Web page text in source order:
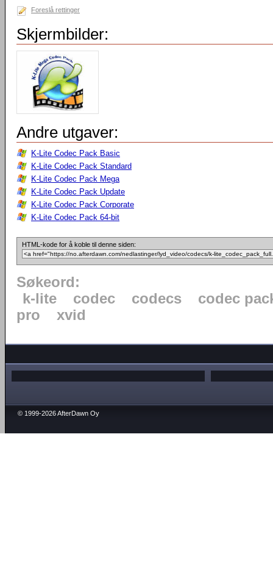
Foreslå rettinger
Skjermbilder:
Andre utgaver:
K-Lite Codec Pack Basic
K-Lite Codec Pack Standard
K-Lite Codec Pack Mega
K-Lite Codec Pack Update
K-Lite Codec Pack Corporate
K-Lite Codec Pack 64-bit
HTML-kode for å koble til denne siden:
Søkeord:
k-lite
codec codecs
codec
pro
xvid
© 1999-2026 AfterDawn Oy